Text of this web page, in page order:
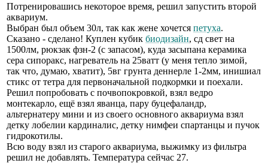
Потренировашись некоторое время, решил запустить второй
аквариум.
Выбран был объем 30л, так как жене хочется петуха.
Сказано - сделано! Куплен кубик биодизайн, сд свет на
1500лм, рюкзак фзн-2 (с запасом), куда засыпана керамика
сера сипоракс, нагреватель на 25ватт (у меня тепло зимой,
так что, думаю, хватит), 5вг грунта деннерле 1-2мм, инишиал
стикс от тетра для первоначальной подкормки и поехали.
Решил попробовать с почвопокровкой, взял ведро
монтекарло, ещё взял яванца, пару буцефаландр,
альтернатеру мини и из своего основного аквариума взял
детку лобелии кардиналис, детку нимфеи спартанцы и пучок
гидрокотилы.
Всю воду взял из старого аквариума, выжимку из фильтра
решил не добавлять. Температура сейчас 27.